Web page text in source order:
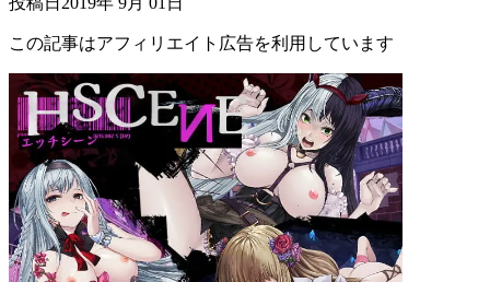
この記事はアフィリエイト広告を利用しています